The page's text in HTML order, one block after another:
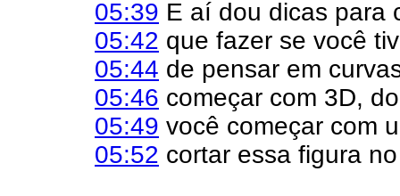
05:39 E aí dou dicas para
05:42 que fazer se você
05:44 de pensar em
05:46 começar com 3D,
05:49 você começar com
05:52 cortar essa figura